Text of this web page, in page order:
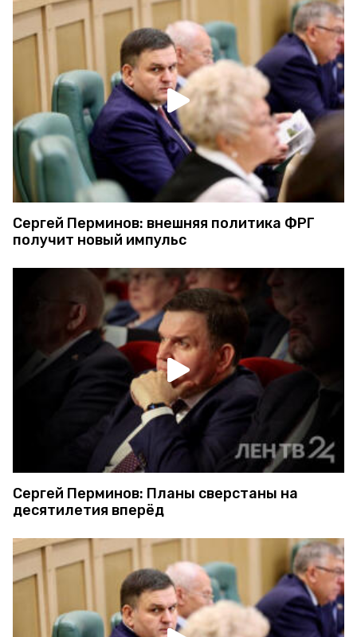
Сергей Перминов: внешняя политика ФРГ
получит новый импульс
Сергей Перминов: Планы сверстаны на
десятилетия вперёд